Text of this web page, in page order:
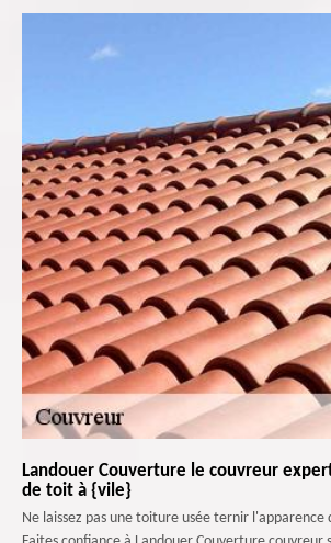
Landouer Couverture le couvreur
de toit à {vile}
Ne laissez pas une toiture usée ternir l'apparence